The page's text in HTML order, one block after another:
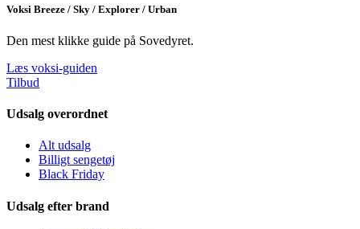
Voksi Breeze / Sky / Explorer / Urban
Den mest klikke guide på Sovedyret.
Læs voksi-guiden
Tilbud
Udsalg overordnet
Alt udsalg
Billigt sengetøj
Black Friday
Udsalg efter brand